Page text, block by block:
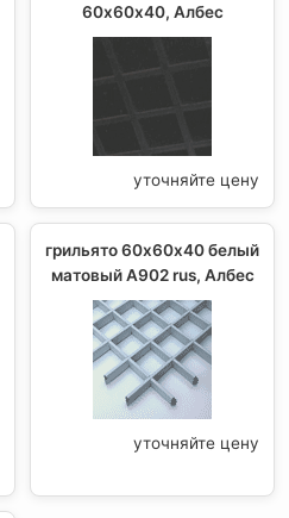
60х60х40, Албес
уточняйте цену
грильято 60х60х40 белый
матовый А902 rus, Албес
уточняйте цену